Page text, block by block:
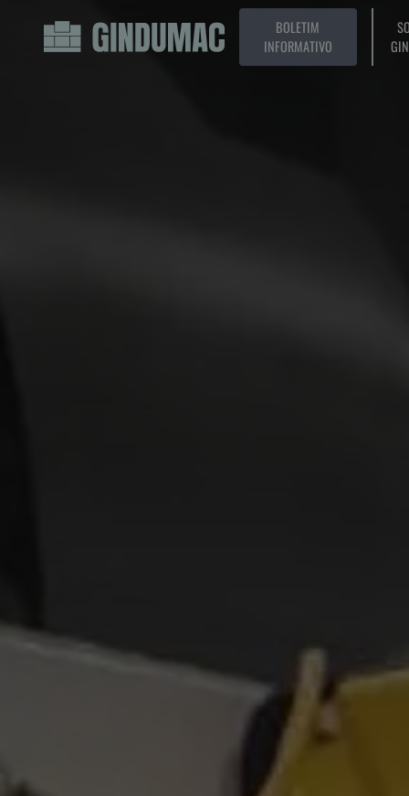
BOLETIM
INFORMATIVO